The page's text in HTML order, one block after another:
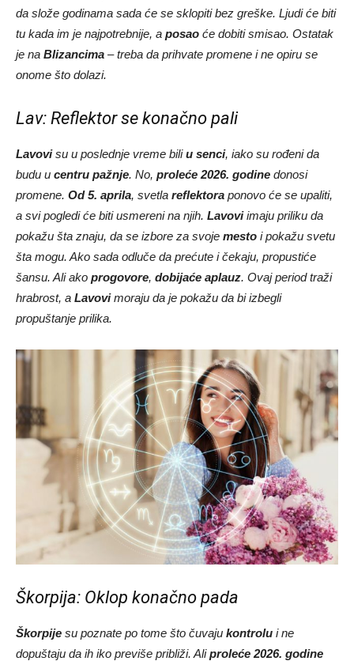
da slože godinama sada će se sklopiti bez greške. Ljudi će biti
tu kada im je najpotrebnije, a posao će dobiti smisao. Ostatak
je na Blizancima – treba da prihvate promene i ne opiru se
onome što dolazi.
Lav: Reflektor se konačno pali
Lavovisu u poslednje vreme biliu senci, iako su rođeni da
budu u centru pažnje. No, proleće 2026. godine donosi
promene. Od 5. aprila, svetla reflektora ponovo će se upaliti,
a svi pogledi će biti usmereni na njih. Lavoviimaju priliku da
pokažu šta znaju, da se izbore za svoje mesto i pokažu svetu
šta mogu. Ako sada odluče da prećute i čekaju, propustiće
šansu. Ali ako progovore, dobijaće aplauz. Ovaj period traži
hrabrost, a Lavovimoraju da je pokažu da bi izbegli
propuštanje prilika.
Škorpija: Oklop konačno pada
Škorpije su poznate po tome što čuvaju kontrolu i ne
dopuštaju da ih iko previše približi. Aliproleće 2026. godine